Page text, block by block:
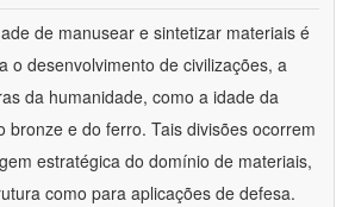
de manusear e sintetizar materiais é
o desenvolvimento de civilizações, a
da humanidade, como a idade da
bronze e do ferro. Tais divisões ocorrem
estratégica do domínio de materiais,
como para aplicações de defesa.